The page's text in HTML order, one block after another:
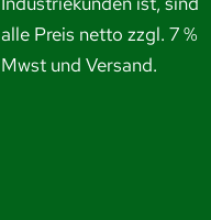
alle Preis netto zzgl. 7 %
Mwst und Versand.